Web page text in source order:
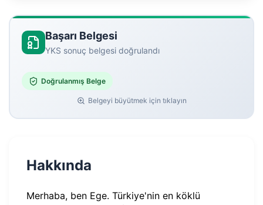
Başarı Belgesi
YKS sonuç belgesi doğrulandı
Doğrulanmış Belge
Belgeyi büyütmek için tıklayın
Hakkında
Merhaba, ben Ege. Türkiye'nin en köklü